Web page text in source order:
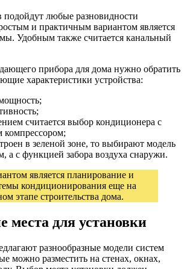
подойдут любые разновидности
и практичным вариантом является
Удобным также считается канальный
прибора для дома нужно обратить
характеристики устройства:
считается выбор кондиционера с
компрессором;
в зеленой зоне, то выбирают модель
а с функцией забора воздуха снаружи.
является планирование и
кондиционирования еще на
этапе строительства дома.
места для установки
разнообразные модели систем
можно разместить на стенах, окнах,